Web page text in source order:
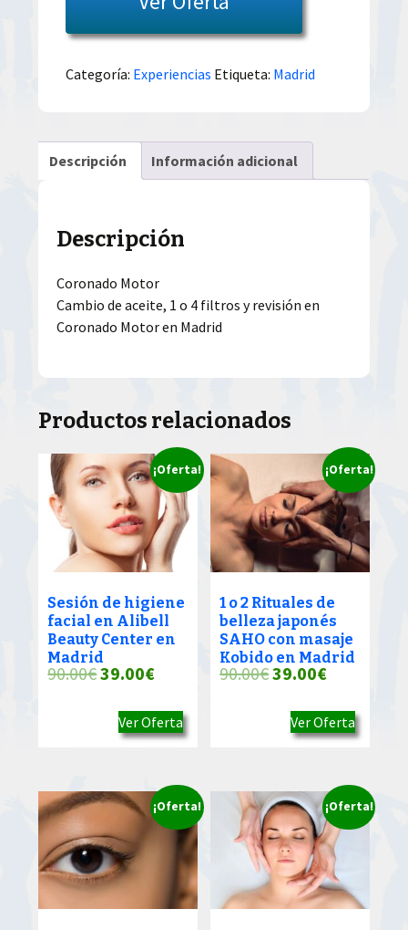
90.00€.39.00€.
Categoría: Experiencias Etiqueta: Madrid
Descripción Información adicional
Descripción
Coronado Motor
Cambio de aceite, 1 o 4 filtros y revisión en
Coronado Motor en Madrid
Productos relacionados
¡Oferta!
Sesión de higiene
facial en Alibell
Beauty Center en
Madrid
90.00€El
original
39.00€El
actual
39.00€.
Ver Oferta
¡Oferta!
1 o 2 Rituales de
belleza japonés
SAHO con masaje
Kobido en Madrid
90.00€El
original
39.00€El
actual
39.00€.
Ver Oferta
¡Oferta! ¡Oferta!